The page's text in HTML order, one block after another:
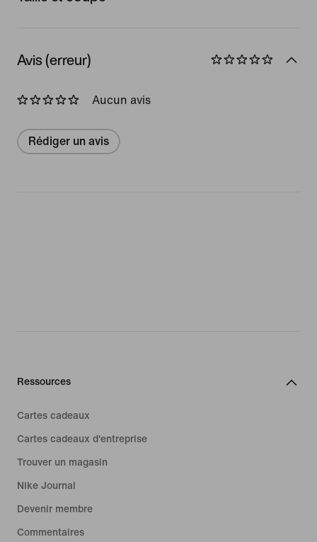
Avis (erreur)
Aucun avis
Rédiger un avis
Ressources
Cartes cadeaux
Cartes cadeaux d'entreprise
Trouver un magasin
Nike Journal
Devenir membre
Commentaires